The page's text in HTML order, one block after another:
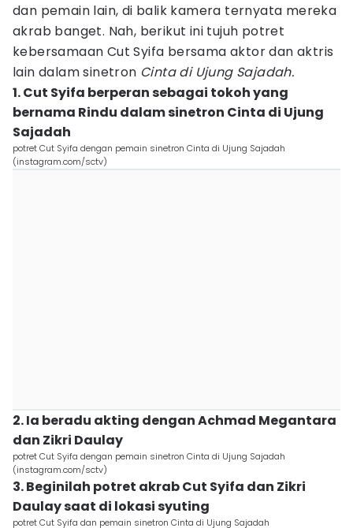
dan pemain lain, di balik kamera ternyata mereka
akrab banget. Nah, berikut ini tujuh potret
kebersamaan Cut Syifa bersama aktor dan aktris
lain dalam sinetron Cinta di Ujung Sajadah.
1. Cut Syifa berperan sebagai tokoh yang
bernama Rindu dalam sinetron Cinta di Ujung
Sajadah
potret Cut Syifa dengan pemain sinetron Cinta di Ujung Sajadah
(instagram.com/sctv)
2. Ia beradu akting dengan Achmad Megantara
dan Zikri Daulay
potret Cut Syifa dengan pemain sinetron Cinta di Ujung Sajadah
(instagram.com/sctv)
3. Beginilah potret akrab Cut Syifa dan Zikri
Daulay saat di lokasi syuting
potret Cut Syifa dan pemain sinetron Cinta di Ujung Sajadah